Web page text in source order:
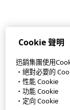
©FAST
StyleHint APP
使用條款
Cookie 聲明
迅銷集團使用
・絕對必要的
・性能 Cookie
・功能 Cookie
・定向 Cookie